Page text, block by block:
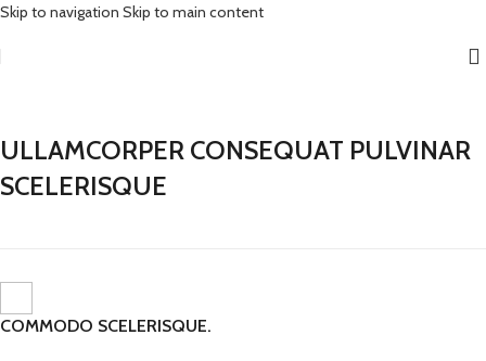
Skip to navigation Skip to main content
ULLAMCORPER CONSEQUAT PULVINAR
SCELERISQUE
COMMODO SCELERISQUE.